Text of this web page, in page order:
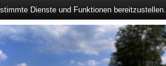
Dienste und Funktionen bereitzustellen.